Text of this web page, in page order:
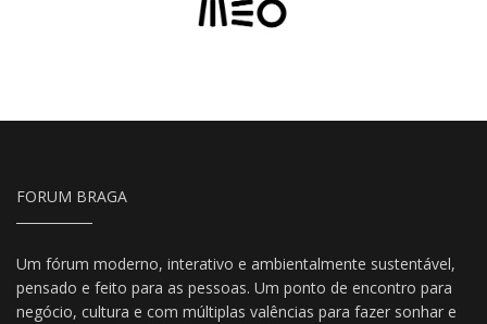
FORUM BRAGA
Um fórum moderno, interativo e ambientalmente sustentável,
pensado e feito para as pessoas. Um ponto de encontro para
negócio, cultura e com múltiplas valências para fazer sonhar e